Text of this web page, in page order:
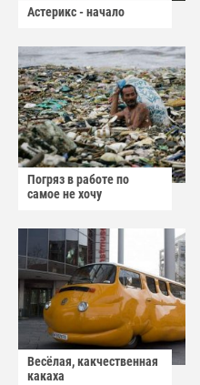
Астерикс - начало
Погряз в работе по
самое не хочу
Весёлая, какчественная
какаха